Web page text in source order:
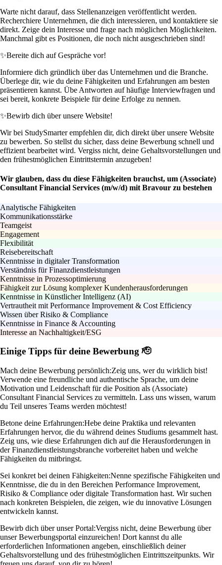
Warte nicht darauf, dass Stellenanzeigen veröffentlicht werden.
Recherchiere Unternehmen, die dich interessieren, und kontaktiere sie
direkt. Zeige dein Interesse und frage nach möglichen Möglichkeiten.
Manchmal gibt es Positionen, die noch nicht ausgeschrieben sind!
✨Bereite dich auf Gespräche vor!
Informiere dich gründlich über das Unternehmen und die Branche.
Überlege dir, wie du deine Fähigkeiten und Erfahrungen am besten
präsentieren kannst. Übe Antworten auf häufige Interviewfragen und
sei bereit, konkrete Beispiele für deine Erfolge zu nennen.
✨Bewirb dich über unsere Website!
Wir bei StudySmarter empfehlen dir, dich direkt über unsere Website
zu bewerben. So stellst du sicher, dass deine Bewerbung schnell und
effizient bearbeitet wird. Vergiss nicht, deine Gehaltsvorstellungen und
den frühestmöglichen Eintrittstermin anzugeben!
Wir glauben, dass du diese Fähigkeiten brauchst, um (Associate)
Consultant Financial Services (m/w/d) mit Bravour zu bestehen
Analytische Fähigkeiten
Kommunikationsstärke
Teamgeist
Engagement
Flexibilität
Reisebereitschaft
Kenntnisse in digitaler Transformation
Verständnis für Finanzdienstleistungen
Kenntnisse in Prozessoptimierung
Fähigkeit zur Lösung komplexer Kundenherausforderungen
Kenntnisse in Künstlicher Intelligenz (AI)
Vertrautheit mit Performance Improvement & Cost Efficiency
Wissen über Risiko & Compliance
Kenntnisse in Finance & Accounting
Interesse an Nachhaltigkeit/ESG
Einige Tipps für deine Bewerbung 🫡
Mach deine Bewerbung persönlich:Zeig uns, wer du wirklich bist!
Verwende eine freundliche und authentische Sprache, um deine
Motivation und Leidenschaft für die Position als (Associate)
Consultant Financial Services zu vermitteln. Lass uns wissen, warum
du Teil unseres Teams werden möchtest!
Betone deine Erfahrungen:Hebe deine Praktika und relevanten
Erfahrungen hervor, die du während deines Studiums gesammelt hast.
Zeig uns, wie diese Erfahrungen dich auf die Herausforderungen in
der Finanzdienstleistungsbranche vorbereitet haben und welche
Fähigkeiten du mitbringst.
Sei konkret bei deinen Fähigkeiten:Nenne spezifische Fähigkeiten und
Kenntnisse, die du in den Bereichen Performance Improvement,
Risiko & Compliance oder digitale Transformation hast. Wir suchen
nach konkreten Beispielen, die zeigen, wie du innovative Lösungen
entwickeln kannst.
Bewirb dich über unser Portal:Vergiss nicht, deine Bewerbung über
unser Bewerbungsportal einzureichen! Dort kannst du alle
erforderlichen Informationen angeben, einschließlich deiner
Gehaltsvorstellung und des frühestmöglichen Eintrittszeitpunkts. Wir